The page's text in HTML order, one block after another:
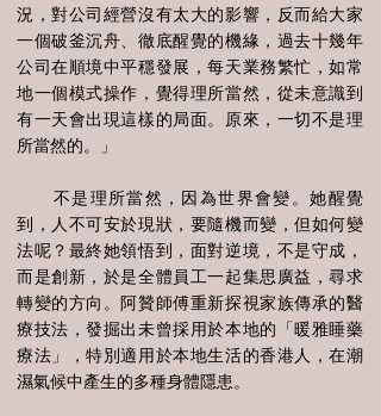
況，對公司經營沒有太大的影響，反而給大家
一個破釜沉舟、徹底醒覺的機緣，過去十幾年
公司在順境中平穩發展，每天業務繁忙，如常
地一個模式操作，覺得理所當然，從未意識到
有一天會出現這樣的局面。原來，一切不是理
所當然的。」
不是理所當然，因為世界會變。她醒覺
到，人不可安於現狀，要隨機而變，但如何變
法呢？最終她領悟到，面對逆境，不是守成，
而是創新，於是全體員工一起集思廣益，尋求
轉變的方向。阿贊師傅重新探視家族傳承的醫
療技法，發掘出未曾採用於本地的「暖雅睡藥
療法」，特別適用於本地生活的香港人，在潮
濕氣候中產生的多種身體隱患。